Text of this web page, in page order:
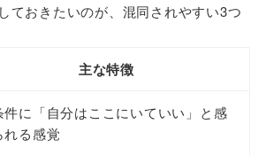
ておきたいのが、混同されやすい3つ
主な特徴
件に「自分はここにいていい」と感
れる感覚